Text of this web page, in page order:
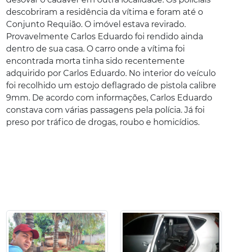
descobriram a residência da vítima e foram até o
Conjunto Requião. O imóvel estava revirado.
Provavelmente Carlos Eduardo foi rendido ainda
dentro de sua casa. O carro onde a vítima foi
encontrada morta tinha sido recentemente
adquirido por Carlos Eduardo. No interior do veículo
foi recolhido um estojo deflagrado de pistola calibre
9mm. De acordo com informações, Carlos Eduardo
constava com várias passagens pela polícia. Já foi
preso por tráfico de drogas, roubo e homicídios.